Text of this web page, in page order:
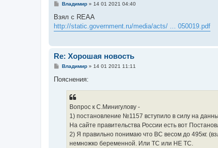
С
о
щ
и
Владимир» 14 01 2021 04:40
Взял с REAA
http://static.government.ru/media/acts/ ... 050019.pdf
Re: Хорошая новость
С
о
Владимир» 14 01 2021 11:11
Пояснения:
Вопрос к С.Минигулову -
1) постановление №1157 вступило в силу на
На сайте правительства России есть вот
2) Я правильно понимаю что ВС весом до 495кг.
немножко беременной. Или ТС или НЕ ТС.